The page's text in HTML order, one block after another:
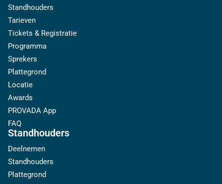
Standhouders
Tarieven
Tickets & Registratie
Programma
Sprekers
Plattegrond
Locatie
Awards
PROVADA App
FAQ
Standhouders
Deelnemen
Standhouders
Plattegrond